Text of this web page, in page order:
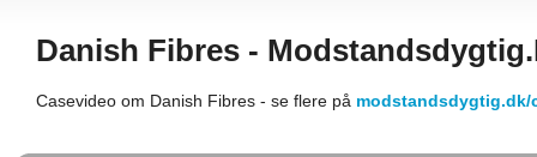
Danish Fibres -
Casevideo om Danish Fibres - se flere på modstandsdygtig.dk/